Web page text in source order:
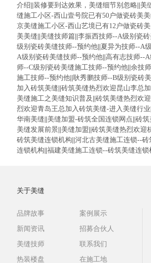
介绍 装修要到达效果，美缝细节别忽略 美
缝施工小区-西山壹号院已有50户做瓷砖美
京美缝施工小区-西山艺境已有12户做瓷砖
美美缝 美缝技师篇 李振西技师--A级别瓷
级别瓷砖美缝技师--预约他|| 夏异为技师--A
A级别瓷砖美缝技师--预约他|| 高有志技师--
师--C级别瓷砖美缝施工技师--预约他|| 余技
施工技师--预约他|| 耿秀鹏技师--B级别瓷砖
加入砖筑美缝 砖筑美缝热烈欢迎昆山李总
美缝施工之美缝知识普及 砖筑美缝热烈欢
烈欢迎青岛王总加入砖筑美缝-进入美缝行业
华南美缝 美缝加盟-砖筑全国连锁网点 砖筑
美缝发展前景|| 美缝加盟 砖筑美缝热烈欢迎
砖筑美缝连锁机构 河北古美缝施工连锁--砖
连锁机构 福建美缝施工连锁--砖筑美缝连锁
关于美缝
品牌故事 案例展示
新闻资讯 招募合伙人
美缝技师 联系我们
热装楼盘 在施工地